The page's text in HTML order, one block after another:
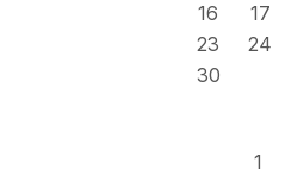
16
17
23
24
30
1